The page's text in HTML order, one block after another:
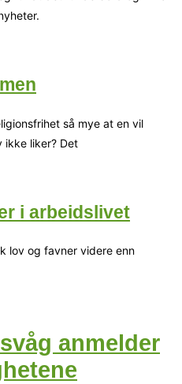
så mye at en vil
ikke liker? Det
i arbeidslivet
lov og favner videre enn
anmelder